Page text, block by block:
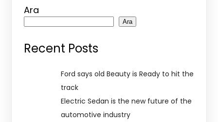
Ara
Ara
Recent Posts
Ford says old Beauty is Ready to hit the
track
Electric Sedan is the new future of the
automotive industry